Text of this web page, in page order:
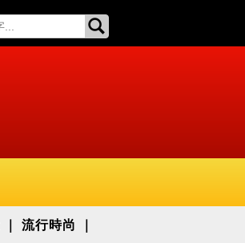
流行時尚